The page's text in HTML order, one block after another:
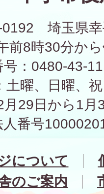
0192 埼玉県幸
前8時30分か
号：0480-43-
土曜、日曜、
月29日から1
人番号
について
のご案内